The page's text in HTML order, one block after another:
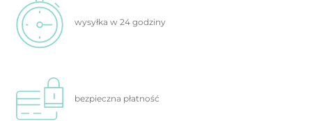
wysyłka w 24 godziny
bezpieczna płatność